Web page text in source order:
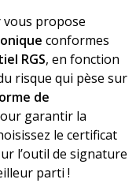
vous propose
conformes
RGS, en fonction
risque qui pèse sur
de
garantir la
le certificat
l’outil de signature
parti !